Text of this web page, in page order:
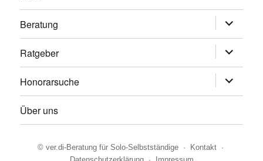
Beratung
anzeigen
Ratgeber
anzeigen
Honorarsuche
anzeigen
Über uns
© ver.di-Beratung für Solo-Selbstständige· Kontakt·